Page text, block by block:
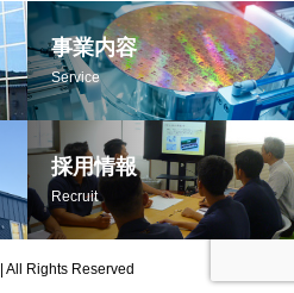
事業内容
Service
採用情報
Recruit
All Rights Reserved